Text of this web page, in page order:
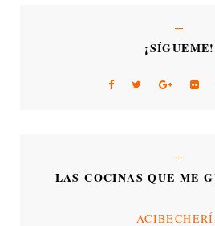
¡SÍGUEME!
LAS COCINAS QUE ME